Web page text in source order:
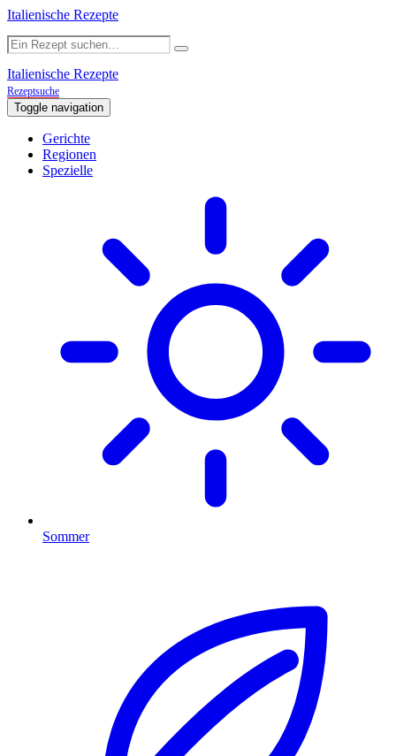
Italienische Rezepte
Italienische Rezepte
Rezeptsuche
Toggle navigation
Gerichte
Regionen
Spezielle
Sommer